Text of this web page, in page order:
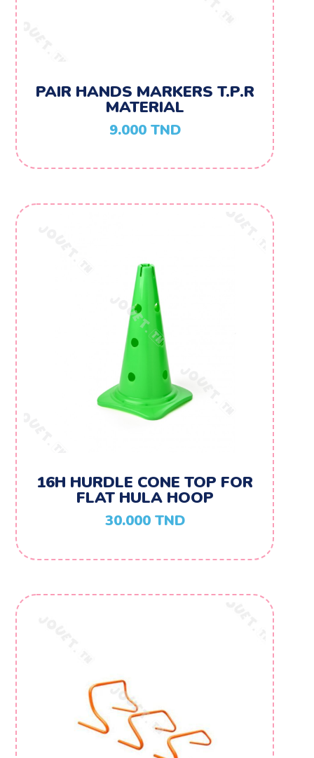
PAIR HANDS MARKERS T.P.R
MATERIAL
9.000 TND
16H HURDLE CONE TOP FOR
FLAT HULA HOOP
30.000 TND